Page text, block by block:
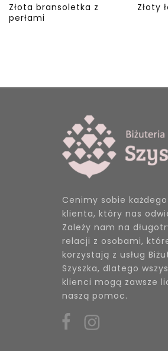
Złota bransoletka z
perłami
Złoty
Cenimy sobie każdego
klienta, który nas
Zależy nam na
relacji z osobami,
korzystają z usług
Szyszka, dlatego
klienci mogą zawsze
naszą pomoc.